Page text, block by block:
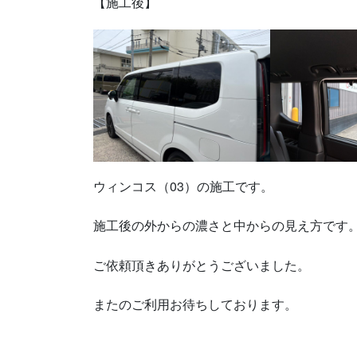
ウィンコス（03）の施工です。
施工後の外からの濃さと中からの見え方です
ご依頼頂きありがとうございました。
またのご利用お待ちしております。